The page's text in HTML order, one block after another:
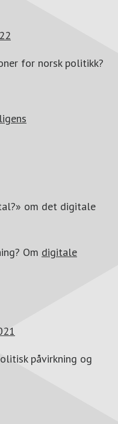
for norsk politikk?
om det digitale
Om digitale
påvirkning og